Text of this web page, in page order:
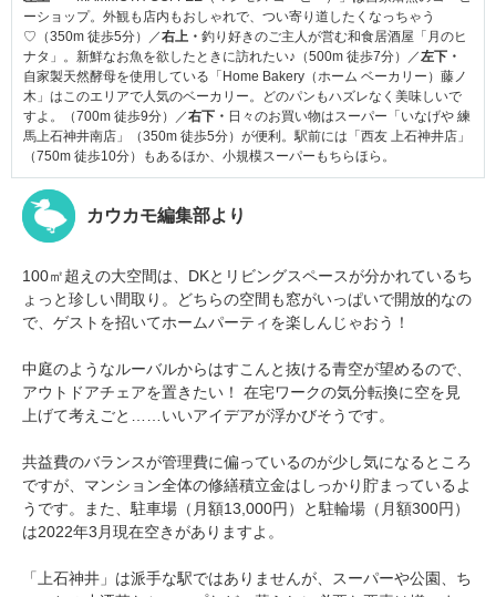
ーショップ。外観も店内もおしゃれで、つい寄り道したくなっちゃう
♡（350m 徒歩5分）／右上・ 釣り好きのご主人が営む和食居酒屋「月のヒ
ナタ」。新鮮なお魚を欲したときに訪れたい♪（500m 徒歩7分）／左下・
自家製天然酵母を使用している「Home Bakery（ホーム ベーカリー）藤ノ
木」はこのエリアで人気のベーカリー。どのパンもハズレなく美味しいで
すよ。（700m 徒歩9分）／右下・ 日々のお買い物はスーパー「いなげや 練
馬上石神井南店」（350m 徒歩5分）が便利。駅前には「西友 上石神井店」
（750m 徒歩10分）もあるほか、小規模スーパーもちらほら。
カウカモ編集部より
100㎡超えの大空間は、DKとリビングスペースが分かれているち
ょっと珍しい間取り。どちらの空間も窓がいっぱいで開放的なの
で、ゲストを招いてホームパーティを楽しんじゃおう！
中庭のようなルーバルからはすこんと抜ける青空が望めるので、
アウトドアチェアを置きたい！ 在宅ワークの気分転換に空を見
上げて考えごと……いいアイデアが浮かびそうです。
共益費のバランスが管理費に偏っているのが少し気になるところ
ですが、マンション全体の修繕積立金はしっかり貯まっているよ
うです。また、駐車場（月額13,000円）と駐輪場（月額300円）
は2022年3月現在空きがありますよ。
「上石神井」は派手な駅ではありませんが、スーパーや公園、ち